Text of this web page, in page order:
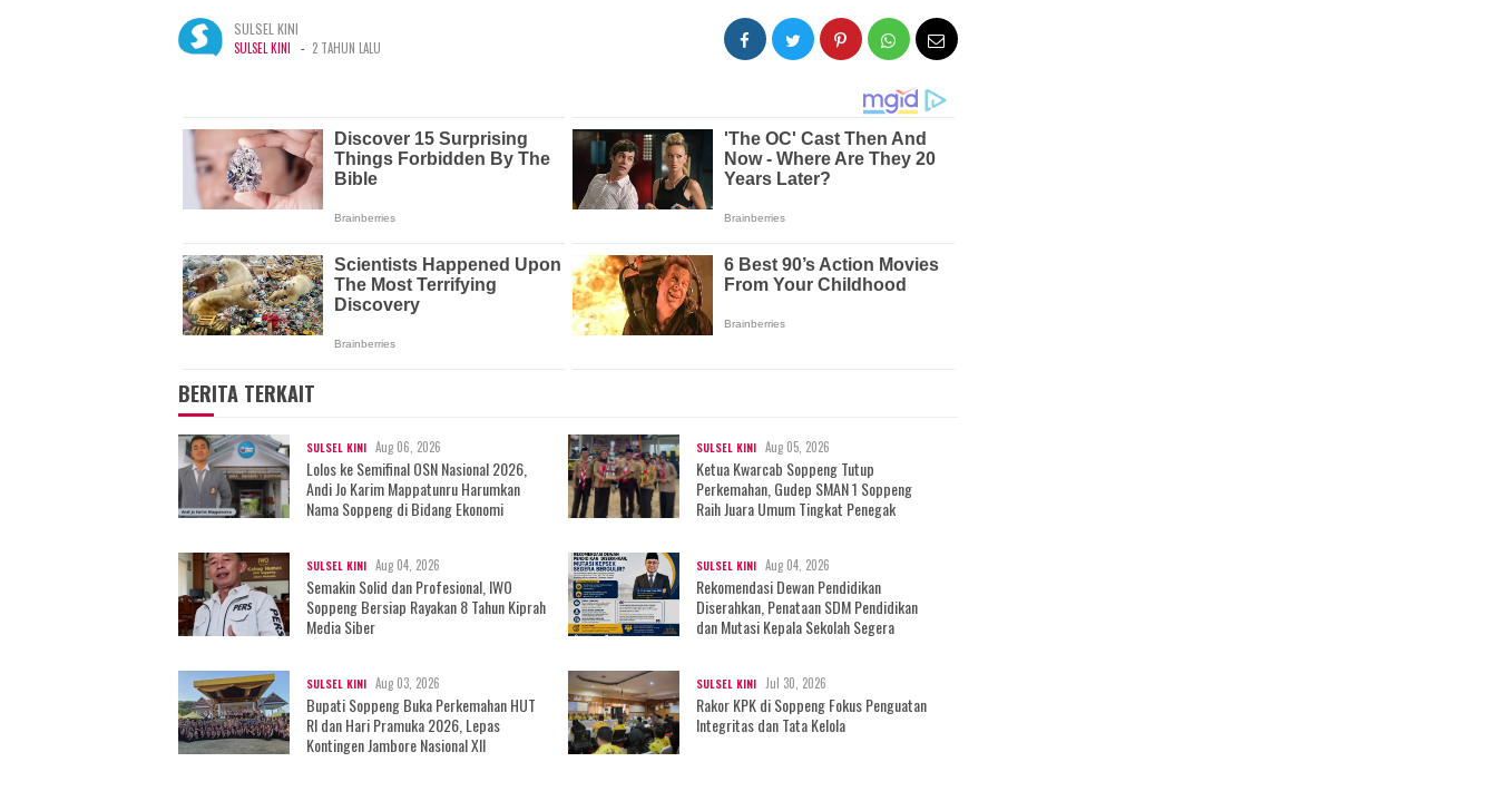
SULSEL KINI
SULSEL KINI - 2 TAHUN LALU
BERITA TERKAIT
SULSEL KINI Aug 06, 2026
Lolos ke Semifinal OSN Nasional 2026,
Andi Jo Karim Mappatunru Harumkan
Nama Soppeng di Bidang Ekonomi
SULSEL KINI Aug 05, 2026
Ketua Kwarcab Soppeng Tutup
Perkemahan, Gudep SMAN 1 Soppeng
Raih Juara Umum Tingkat Penegak
SULSEL KINI Aug 04, 2026
Semakin Solid dan Profesional, IWO
Soppeng Bersiap Rayakan 8 Tahun Kiprah
Media Siber
SULSEL KINI Aug 04, 2026
Rekomendasi Dewan Pendidikan
Diserahkan, Penataan SDM Pendidikan
dan Mutasi Kepala Sekolah Segera
SULSEL KINI Aug 03, 2026
Bupati Soppeng Buka Perkemahan HUT
RI dan Hari Pramuka 2026, Lepas
Kontingen Jambore Nasional XII
SULSEL KINI Jul 30, 2026
Rakor KPK di Soppeng Fokus Penguatan
Integritas dan Tata Kelola